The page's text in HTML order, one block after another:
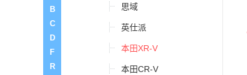
B
C
D
F
R
思域
英仕派
本田XR-V
本田CR-V